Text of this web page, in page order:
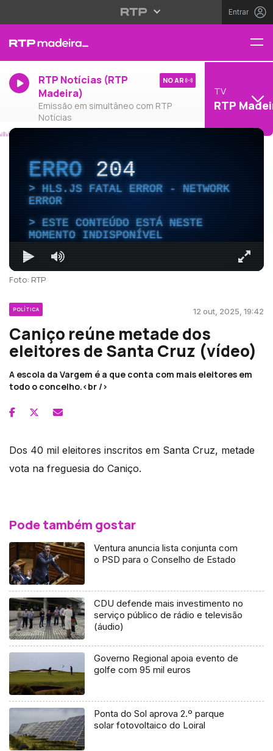
Entrar
RTP Notícias (RTP
Madeira)
Emissão em simultâneo com RTP
Notícias
NO AR
TV
RTP
ERRO204
HLS.JS FATAL ERROR - NETWORK
ERROR
ESTE CONTEÚDO ESTÁ NESTE
MOMENTO INDISPONÍVEL
Foto: RTP
POLÍTICA 12 out, 2025, 19:42
Caniço reúne metade dos
eleitores de Santa Cruz (vídeo)
A escola da Vargem é a que conta com mais eleitores em
todo o concelho.<br />
Dos 40 mil eleitores inscritos em Santa Cruz, metade
vota na freguesia do Caniço.
Pode também gostar
Ventura anuncia lista conjunta com
o PSD para o Conselho de Estado
CDU defende mais investimento no
serviço público de rádio e televisão
(áudio)
Governo Regional apoia evento de
golfe com 95 mil euros
Ponta do Sol aprova 2.º parque
solar fotovoltaico do Loiral